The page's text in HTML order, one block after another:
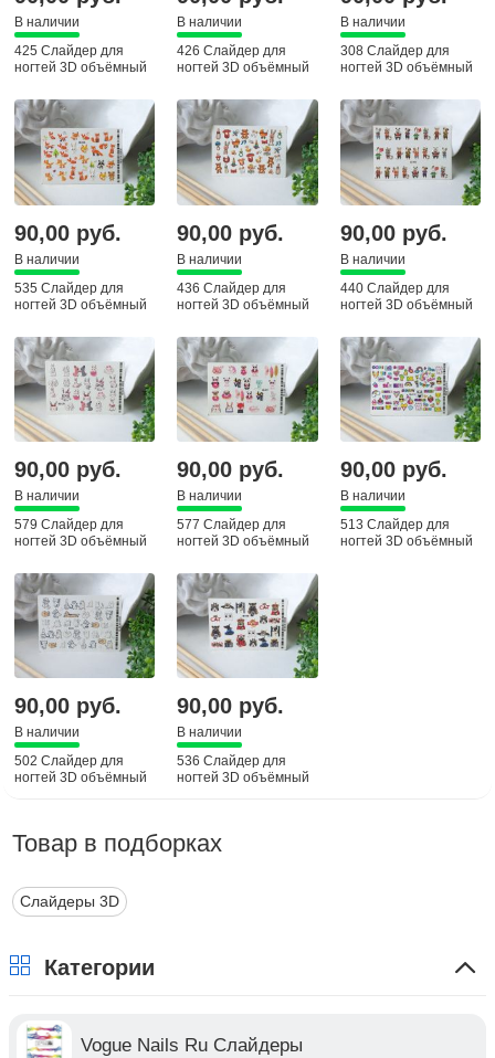
В наличии
425 Слайдер для
ногтей 3D объёмный
В наличии
426 Слайдер для
ногтей 3D объёмный
В наличии
308 Слайдер для
ногтей 3D объёмный
90,00 руб.
В наличии
535 Слайдер для
ногтей 3D объёмный
90,00 руб.
В наличии
436 Слайдер для
ногтей 3D объёмный
90,00 руб.
В наличии
440 Слайдер для
ногтей 3D объёмный
90,00 руб.
В наличии
579 Слайдер для
ногтей 3D объёмный
90,00 руб.
В наличии
577 Слайдер для
ногтей 3D объёмный
90,00 руб.
В наличии
513 Слайдер для
ногтей 3D объёмный
90,00 руб.
В наличии
502 Слайдер для
ногтей 3D объёмный
90,00 руб.
В наличии
536 Слайдер для
ногтей 3D объёмный
Товар в подборках
Слайдеры 3D
Категории
Vogue Nails Ru Слайдеры